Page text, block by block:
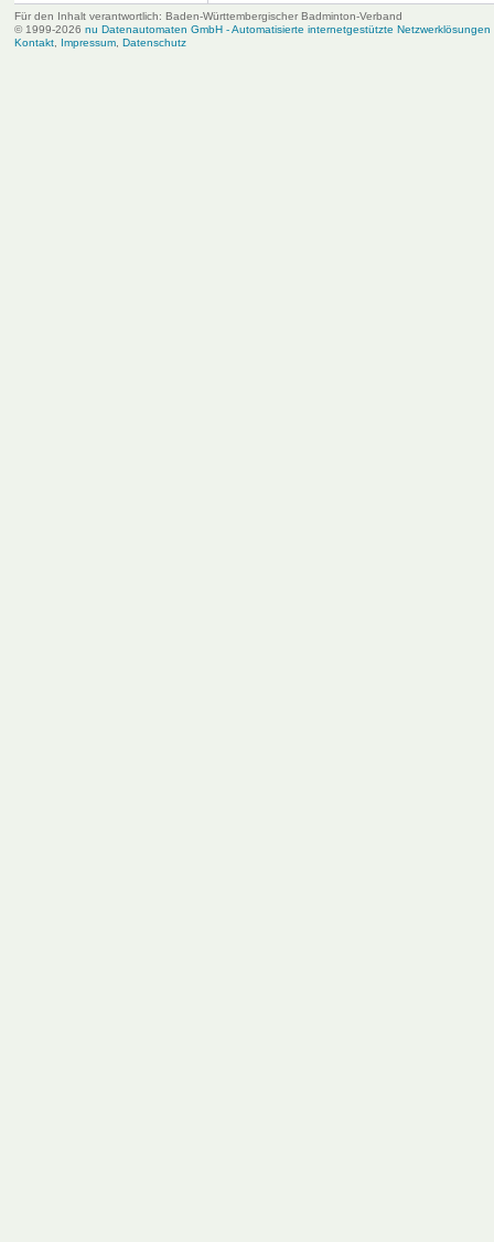
Für den Inhalt verantwortlich: Baden-Württembergischer Badminton-Verband
© 1999-2026 nu Datenautomaten GmbH - Automatisierte internetgestützte Netzwerklösungen
Kontakt, Impressum, Datenschutz